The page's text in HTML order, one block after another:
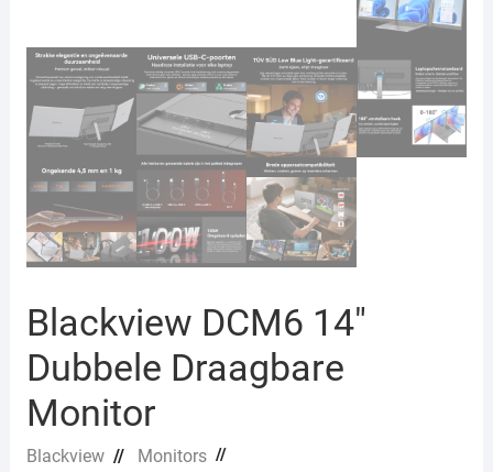
Blackview DCM6 14″
Dubbele Draagbare
Monitor
Blackview// Monitors//